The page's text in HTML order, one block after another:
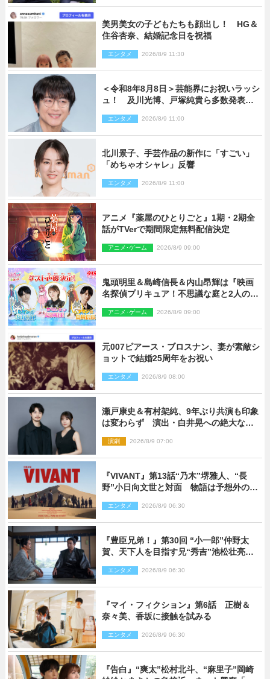
美男美女の子どもたちも顔出し！ HG＆
住谷杏奈、結婚記念日を祝福
エンタメ 2026/8/9 11:30
＜令和8年8月8日＞芸能界にお祝いラッシ
ュ！ 及川光博、戸塚純貴ら多数発表結
エンタメ 2026/8/9 11:00
北川景子、手芸作品の新作に「すごい」
「めちゃオシャレ」反響
エンタメ 2026/8/9 11:00
アニメ『薬屋のひとりごと』1期・2期全
話がTVerで期間限定無料配信決定
アニメ･ゲーム 2026/8/9 09:00
鬼頭明里＆島崎信長＆内山昂輝は『映画
名探偵プリキュア！不思議な庭と2人の秘
アニメ･ゲーム 2026/8/9 09:00
元007ピアース・ブロスナン、妻が素敵シ
ョットで結婚25周年をお祝い
エンタメ 2026/8/9 08:00
瀬戸康史＆有村架純、9年ぶり共演も印象
は変わらず 演出・白井晃への絶大なる
演劇 2026/8/9 07:00
『VIVANT』第13話“乃木”堺雅人、“長
野”小日向文世と対面 物語は予想外の展
エンタメ 2026/8/9 06:30
『豊臣兄弟！』第30回 “小一郎”仲野太
賀、天下人を目指す兄“秀吉”池松壮亮
エンタメ 2026/8/9 06:30
『マイ・フィクション』第6話 正樹＆
奈々美、香坂に接触を試みる
エンタメ 2026/8/9 06:30
『告白』“爽太”松村北斗、“麻里子”岡崎